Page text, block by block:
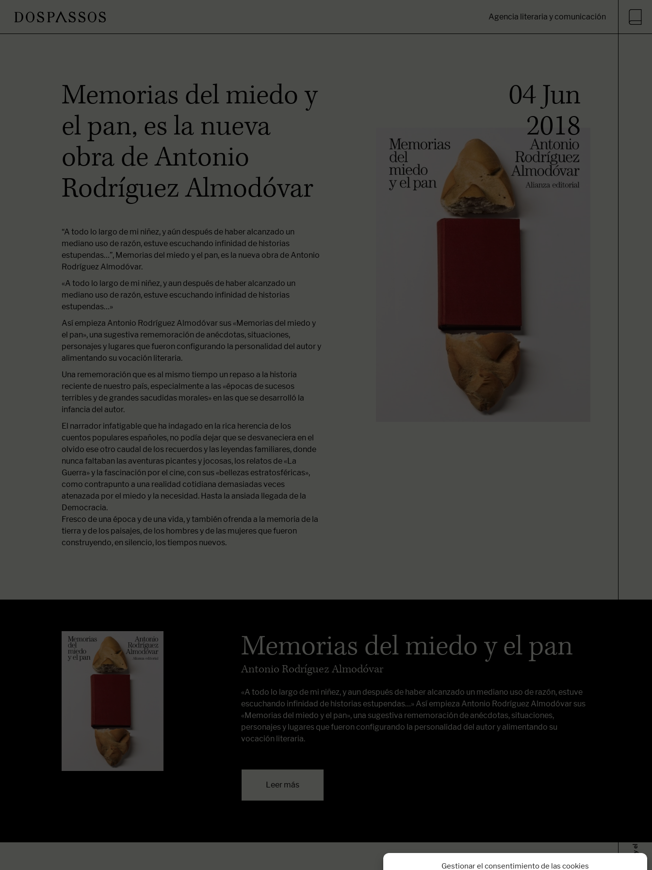
Gestionar el consentimiento de las cookies
Agencia literaria y comunicación
Memorias del miedo y
el pan, es la nueva
obra de Antonio
Rodríguez Almodóvar
“A todo lo largo de mi niñez, y aún después de haber alcanzado un
mediano uso de razón, estuve escuchando infinidad de historias
estupendas…”, Memorias del miedo y el pan, es la nueva obra de Antonio
Rodríguez Almodóvar.
«A todo lo largo de mi niñez, y aun después de haber alcanzado un
mediano uso de razón, estuve escuchando infinidad de historias
estupendas…»
Así empieza Antonio Rodríguez Almodóvar sus «Memorias del miedo y
el pan», una sugestiva rememoración de anécdotas, situaciones,
personajes y lugares que fueron configurando la personalidad del autor y
alimentando su vocación literaria.
Una rememoración que es al mismo tiempo un repaso a la historia
reciente de nuestro país, especialmente a las «épocas de sucesos
terribles y de grandes sacudidas morales» en las que se desarrolló la
infancia del autor.
El narrador infatigable que ha indagado en la rica herencia de los
cuentos populares españoles, no podía dejar que se desvaneciera en el
olvido ese otro caudal de los recuerdos y las leyendas familiares, donde
nunca faltaban las aventuras picantes y jocosas, los relatos de «La
Guerra» y la fascinación por el cine, con sus «bellezas estratosféricas»,
como contrapunto a una realidad cotidiana demasiadas veces
atenazada por el miedo y la necesidad. Hasta la ansiada llegada de la
Democracia.
Fresco de una época y de una vida, y también ofrenda a la memoria de la
tierra y de los paisajes, de los hombres y de las mujeres que fueron
construyendo, en silencio, los tiempos nuevos.
04 Jun
2018
Memorias del miedo y el pan
Antonio Rodríguez Almodóvar
«A todo lo largo de mi niñez, y aun después de haber alcanzado un mediano uso de razón, estuve
escuchando infinidad de historias estupendas…» Así empieza Antonio Rodríguez Almodóvar sus
«Memorias del miedo y el pan», una sugestiva rememoración de anécdotas, situaciones,
personajes y lugares que fueron configurando la personalidad del autor y alimentando su
vocación literaria.
Leer más